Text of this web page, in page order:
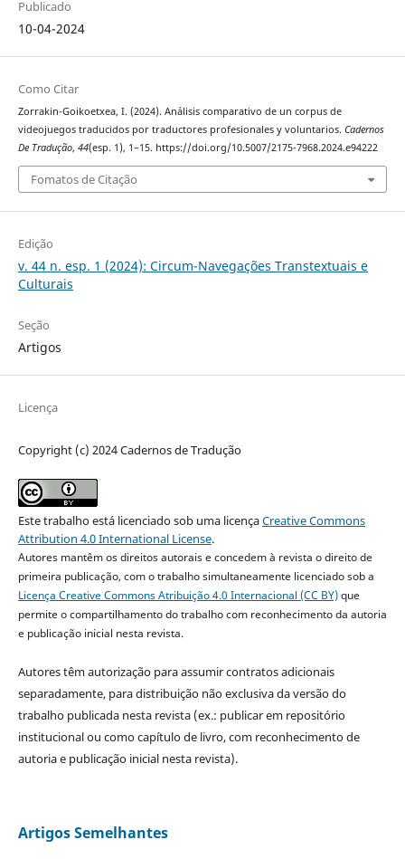
Publicado
10-04-2024
Como Citar
Zorrakin-Goikoetxea, I. (2024). Análisis comparativo de un corpus de
videojuegos traducidos por traductores profesionales y voluntarios. Cadernos
De Tradução, 44(esp. 1), 1–15. https://doi.org/10.5007/2175-7968.2024.e94222
Fomatos de Citação
Edição
v. 44 n. esp. 1 (2024): Circum-Navegações Transtextuais e
Culturais
Seção
Artigos
Licença
Copyright (c) 2024 Cadernos de Tradução
Este trabalho está licenciado sob uma licençaCreative Commons
Attribution 4.0 International License.
Autores mantêm os direitos autorais e concedem à revista o direito de
primeira publicação, com o trabalho simultaneamente licenciado sob a
Licença Creative Commons Atribuição 4.0 Internacional (CC BY)que
permite o compartilhamento do trabalho com reconhecimento da autoria
e publicação inicial nesta revista.
Autores têm autorização para assumir contratos adicionais
separadamente, para distribuição não exclusiva da versão do
trabalho publicada nesta revista (ex.: publicar em repositório
institucional ou como capítulo de livro, com reconhecimento de
autoria e publicação inicial nesta revista).
Artigos Semelhantes